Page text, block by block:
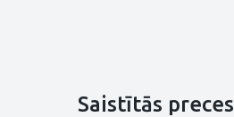
Saistītās preces